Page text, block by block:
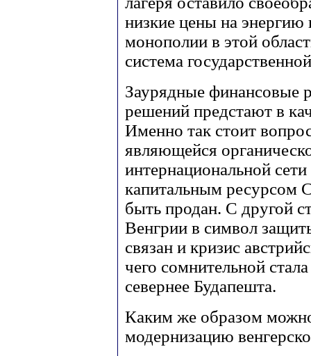
низкие цены на энергию
монополии в этой
система
Заурядные финансовые
решений предстают в
Именно так стоит
являющейся
интернациональной
капитальным ресурсом
быть продан. С другой
Венгрии в символ
связан и кризис
чего сомнительной
севернее Будапешта.
Каким же образом
модернизацию